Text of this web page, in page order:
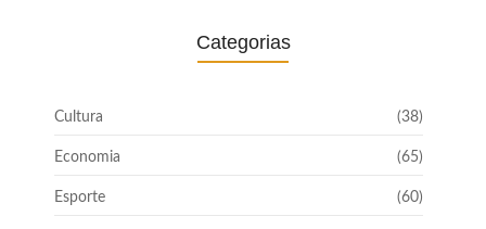
Categorias
Cultura (38)
Economia (65)
Esporte (60)